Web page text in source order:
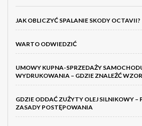
JAK OBLICZYĆ SPALANIE SKODY OCTAVII?
WARTO ODWIEDZIĆ
UMOWY KUPNA-SPRZEDAŻY
WYDRUKOWANIA – GDZIE ZNALEŹĆ
GDZIE ODDAĆ ZUŻYTY OLEJ SILNIKOWY –
ZASADY POSTĘPOWANIA